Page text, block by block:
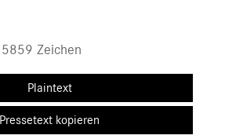
5859 Zeichen
Plaintext
Pressetext kopieren